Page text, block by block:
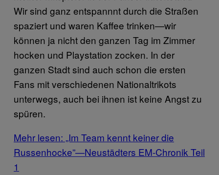
Wir sind ganz entspannnt durch die Straßen
spaziert und waren Kaffee trinken—wir
können ja nicht den ganzen Tag im Zimmer
hocken und Playstation zocken. In der
ganzen Stadt sind auch schon die ersten
Fans mit verschiedenen Nationaltrikots
unterwegs, auch bei ihnen ist keine Angst zu
spüren.
Mehr lesen: „Im Team kennt keiner die
Russenhocke”—Neustädters EM-Chronik Teil
1